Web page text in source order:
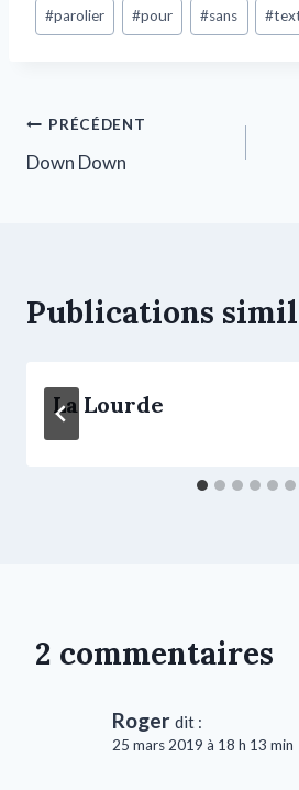
#parolier #pour #sans #
PRÉCÉDENT
Down Down
Publications
La Lourde
2 commentaires
Roger dit :
25 mars 2019 à 18 h 13 min